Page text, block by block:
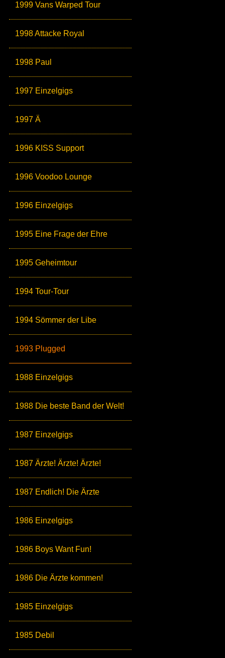
1999 Vans Warped Tour
1998 Attacke Royal
1998 Paul
1997 Einzelgigs
1997 Ä
1996 KISS Support
1996 Voodoo Lounge
1996 Einzelgigs
1995 Eine Frage der Ehre
1995 Geheimtour
1994 Tour-Tour
1994 Sömmer der Libe
1993 Plugged
1988 Einzelgigs
1988 Die beste Band der Welt!
1987 Einzelgigs
1987 Ärzte! Ärzte! Ärzte!
1987 Endlich! Die Ärzte
1986 Einzelgigs
1986 Boys Want Fun!
1986 Die Ärzte kommen!
1985 Einzelgigs
1985 Debil